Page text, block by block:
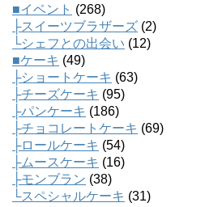
■イベント (268)
├スイーツブラザーズ (2)
└シェフとの出会い (12)
■ケーキ (49)
├ショートケーキ (63)
├チーズケーキ (95)
├パンケーキ (186)
├チョコレートケーキ (69)
├ロールケーキ (54)
├ムースケーキ (16)
├モンブラン (38)
└スペシャルケーキ (31)